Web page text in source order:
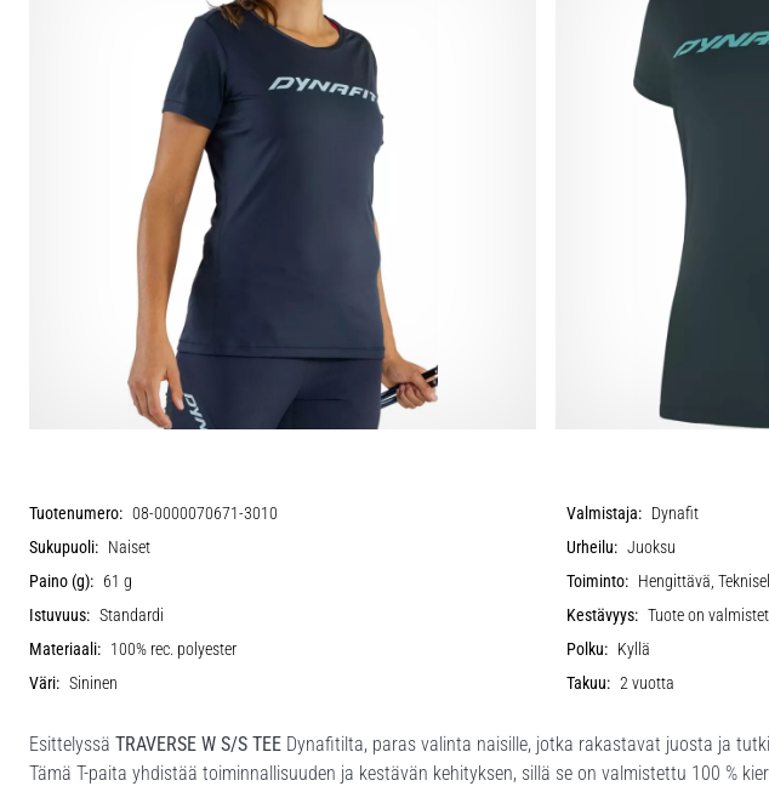
Tuotenumero: 08-0000070671-3010 Valmistaja: Dynafit
Sukupuoli: Naiset Urheilu: Juoksu
Paino (g): 61 g Toiminto: Hengittävä,
Istuvuus: Standardi Kestävyys: Tuote on
Materiaali: 100% rec. polyester Polku: Kyllä
Väri: Sininen Takuu: 2 vuotta
Esittelyssä TRAVERSE W S/S TEE Dynafitilta, paras valinta naisille, jotka rakastavat juosta ja
Tämä T-paita yhdistää toiminnallisuuden ja kestävän kehityksen, sillä se on valmistettu 100 %